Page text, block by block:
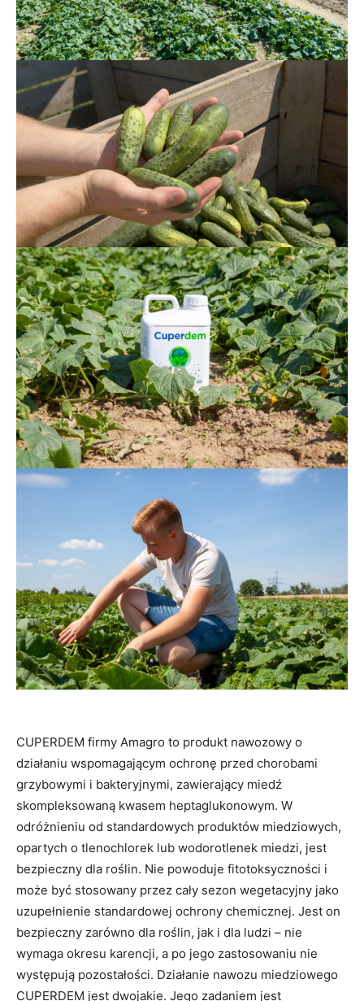
CUPERDEM firmy Amagro to produkt nawozowy o
działaniu wspomagającym ochronę przed chorobami
grzybowymi i bakteryjnymi, zawierający miedź
skompleksowaną kwasem heptaglukonowym. W
odróżnieniu od standardowych produktów miedziowych,
opartych o tlenochlorek lub wodorotlenek miedzi, jest
bezpieczny dla roślin. Nie powoduje fitotoksyczności i
może być stosowany przez cały sezon wegetacyjny jako
uzupełnienie standardowej ochrony chemicznej. Jest on
bezpieczny zarówno dla roślin, jak i dla ludzi – nie
wymaga okresu karencji, a po jego zastosowaniu nie
występują pozostałości. Działanie nawozu miedziowego
CUPERDEM jest dwojakie. Jego zadaniem jest